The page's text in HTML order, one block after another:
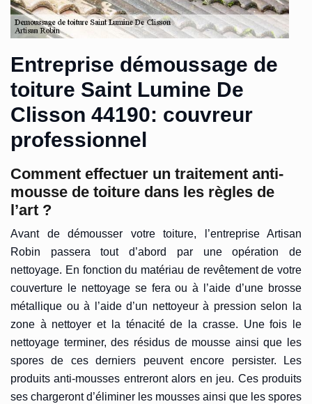
Entreprise démoussage de
toiture Saint Lumine De
Clisson 44190: couvreur
professionnel
Comment effectuer un traitement anti-
mousse de toiture dans les règles de
l’art ?
Avant de démousser votre toiture, l’entreprise Artisan
Robin passera tout d’abord par une opération de
nettoyage. En fonction du matériau de revêtement de votre
couverture le nettoyage se fera ou à l’aide d’une brosse
métallique ou à l’aide d’un nettoyeur à pression selon la
zone à nettoyer et la ténacité de la crasse. Une fois le
nettoyage terminer, des résidus de mousse ainsi que les
spores de ces derniers peuvent encore persister. Les
produits anti-mousses entreront alors en jeu. Ces produits
ses chargeront d’éliminer les mousses ainsi que les spores